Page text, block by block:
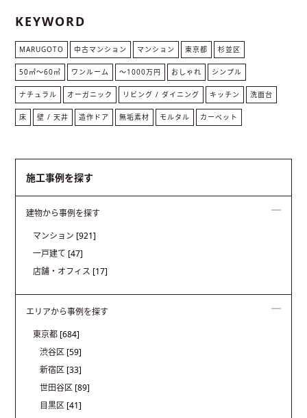
KEYWORD
MARUGOTO 中古マンション マンション 東京都 杉並区
50㎡〜60㎡ ワンルーム 〜1000万円 おしゃれ シンプル
ナチュラル オーガニック リビング / ダイニング キッチン 洗面台
床 壁 / 天井 造作ドア 無垢素材 モルタル カーペット
施工事例を探す
建物から事例を探す
マンション [921]
一戸建て [47]
店舗・オフィス [17]
エリアから事例を探す
東京都 [684]
渋谷区 [59]
新宿区 [33]
世田谷区 [89]
目黒区 [41]